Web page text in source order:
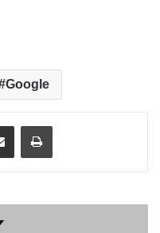
Google
Надіслати електронною поштоюНадрукувати